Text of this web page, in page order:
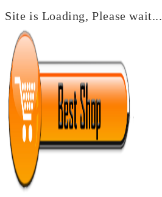
Site is Loading, Please wait...
Skip
content